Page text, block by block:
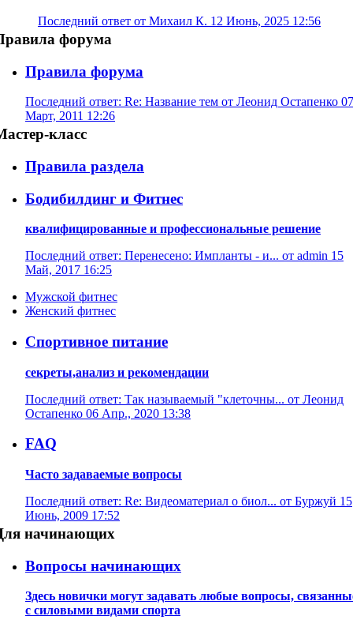
Последний ответ от Михаил К. 12 Июнь, 2025 12:56
форума
Правила форума
Последний ответ: Re: Название тем от Леонид Остапенко 07
Март, 2011 12:26
класс
Правила раздела
Бодибилдинг и Фитнес
квалифицированные и профессиональные решение
Последний ответ: Перенесено: Импланты - и... от admin 15
Май, 2017 16:25
Мужской фитнес
Женский фитнес
Спортивное питание
секреты,анализ и рекомендации
Последний ответ: Так называемый "клеточны... от Леонид
Остапенко 06 Апр., 2020 13:38
FAQ
Часто задаваемые вопросы
Последний ответ: Re: Видеоматериал о биол... от Буржуй 15
Июнь, 2009 17:52
начинающих
Вопросы начинающих
Здесь новички могут задавать любые вопросы,
с силовыми видами спорта